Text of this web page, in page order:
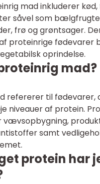
mad inkluderer kød,
såvel som
frø og grøntsager.
proteinrige fødevarer
oprindelse.
mad?
refererer til fødevarer,
niveauer af protein.
vævsopbygning,
samt
protein har